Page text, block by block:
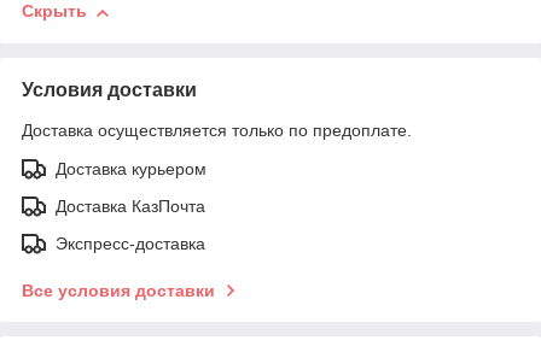
Скрыть
Условия доставки
Доставка осуществляется только по предоплате.
Доставка курьером
Доставка КазПочта
Экспресс-доставка
Все условия доставки